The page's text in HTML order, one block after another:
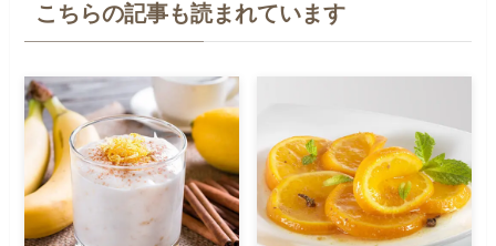
こちらの記事も読まれています